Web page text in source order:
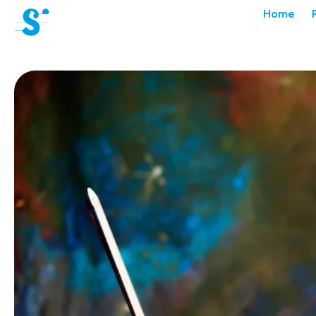
cat-aca-sum
Concerts
Bénévoles
Médiation
Home